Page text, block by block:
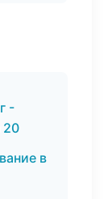
-
20
в